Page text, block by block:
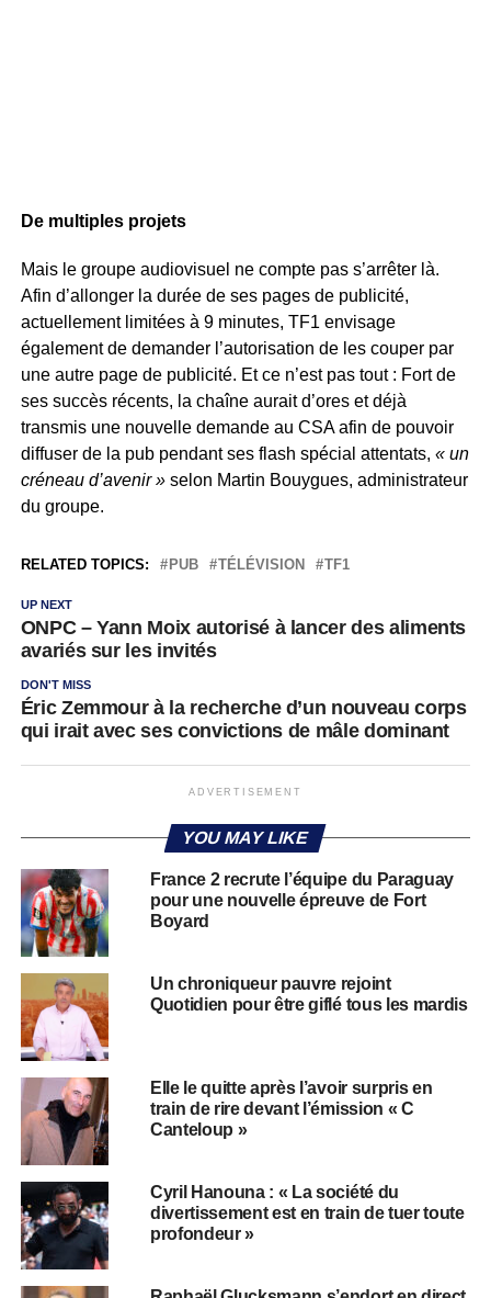
De multiples projets
Mais le groupe audiovisuel ne compte pas s’arrêter là.
Afin d’allonger la durée de ses pages de publicité,
actuellement limitées à 9 minutes, TF1 envisage
également de demander l’autorisation de les couper par
une autre page de publicité. Et ce n’est pas tout : Fort de
ses succès récents, la chaîne aurait d’ores et déjà
transmis une nouvelle demande au CSA afin de pouvoir
diffuser de la pub pendant ses flash spécial attentats, « un
créneau d’avenir »selon Martin Bouygues, administrateur
du groupe.
RELATED TOPICS: PUB TÉLÉVISION TF1
UP NEXT
ONPC – Yann Moix autorisé à lancer des aliments
avariés sur les invités
DON'T MISS
Éric Zemmour à la recherche d’un nouveau corps
qui irait avec ses convictions de mâle dominant
ADVERTISEMENT
YOU MAY LIKE
France 2 recrute l’équipe du Paraguay
pour une nouvelle épreuve de Fort
Boyard
Un chroniqueur pauvre rejoint
Quotidien pour être giflé tous les mardis
Elle le quitte après l’avoir surpris en
train de rire devant l’émission « C
Canteloup »
Cyril Hanouna : « La société du
divertissement est en train de tuer toute
profondeur »